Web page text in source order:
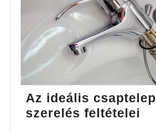
Az ideális csaptelep
szerelés feltételei